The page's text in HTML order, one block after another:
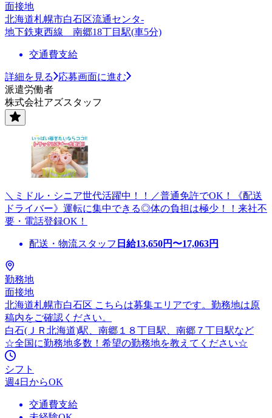
面接地
北海道札幌市白石区流通センタ-
地下鉄東西線 南郷18丁目駅(車5分)
交通費支給
詳細を見る
応募画面に進む
派遣労働者
株式会社アズスタッフ
＼ミドル・シニア世代活躍中！！／普通免許でOK！《配送
ドライバー》運転に集中できる◎体の負担は極少！！来社不
要・電話登録OK！
配送・物流スタッフ 日給13,650円〜17,063円
勤務地
面接地
北海道札幌市白石区 こちらは募集エリアです。勤務地は原
稿内をご確認ください。
白石(ＪＲ北海道)駅、南郷１８丁目駅、南郷７丁目駅など
☆全国に勤務地多数！希望の勤務地を教えてください☆
シフト
週4日からOK
交通費支給